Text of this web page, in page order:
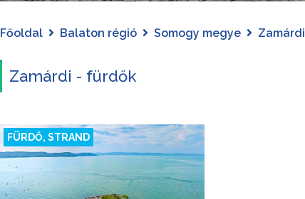
Főoldal Balaton régió Somogy megye Zamárdi
Zamárdi - fürdők
FÜRDŐ, STRAND